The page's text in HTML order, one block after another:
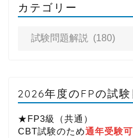
カテゴリー
2026年度のFPの試験
★FP3級（共通）
CBT試験のため通年受験